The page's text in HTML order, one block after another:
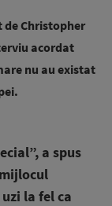
Christopher
acordat
nu au existat
a spus
la fel ca